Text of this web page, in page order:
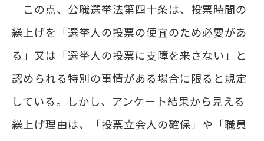
この点、公職選挙法第四十条は、投票時間の
繰上げを「選挙人の投票の便宜のため必要があ
る」又は「選挙人の投票に支障を来さない」と
認められる特別の事情がある場合に限ると規定
している。しかし、アンケート結果から見える
繰上げ理由は、「投票立会人の確保」や「職員